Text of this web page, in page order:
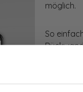
möglich.
So
Mithilfe